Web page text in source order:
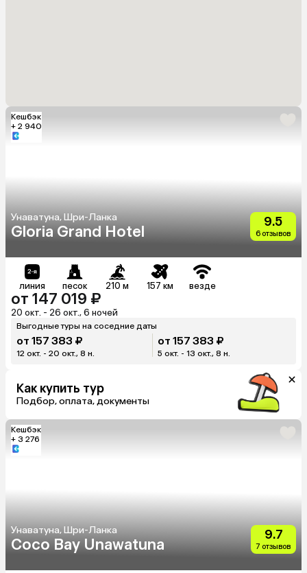
Кешбэк
+ 2 940
Унаватуна, Шри-Ланка
Gloria Grand Hotel
9.5
6 отзывов
линия песок 210 м 157 км везде
от 147 019 ₽
20 окт. - 26 окт., 6 ночей
Выгодные туры на соседние даты
от 157 383 ₽
12 окт. - 20 окт., 8 н.
от 157 383 ₽
5 окт. - 13 окт., 8 н.
Как купить тур
Подбор, оплата, документы
Кешбэк
+ 3 276
Унаватуна, Шри-Ланка
Coco Bay Unawatuna
9.7
7 отзывов